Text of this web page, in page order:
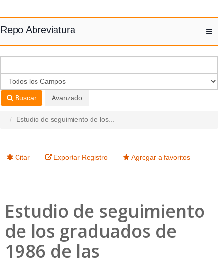
Repo Abreviatura
Buscar Avanzado
Estudio de seguimiento de los...
Citar Exportar Registro Agregar a favoritos
Estudio de seguimiento
de los graduados de
1986 de las